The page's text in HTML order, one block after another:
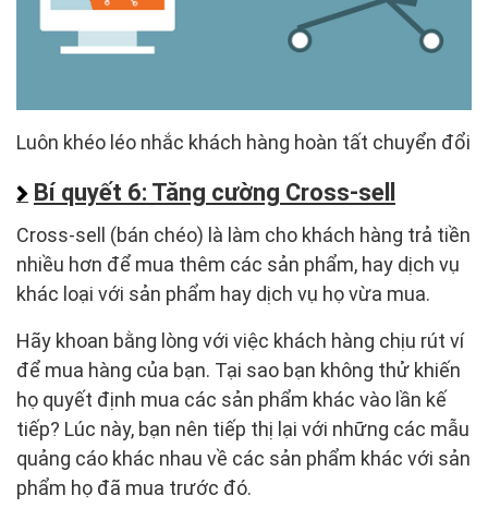
Luôn khéo léo nhắc khách hàng hoàn tất chuyển đổi
Bí quyết 6: Tăng cường Cross-sell
Cross-sell (bán chéo) là làm cho khách hàng trả tiền
nhiều hơn để mua thêm các sản phẩm, hay dịch vụ
khác loại với sản phẩm hay dịch vụ họ vừa mua.
Hãy khoan bằng lòng với việc khách hàng chịu rút ví
để mua hàng của bạn. Tại sao bạn không thử khiến
họ quyết định mua các sản phẩm khác vào lần kế
tiếp? Lúc này, bạn nên tiếp thị lại với những các mẫu
quảng cáo khác nhau về các sản phẩm khác với sản
phẩm họ đã mua trước đó.